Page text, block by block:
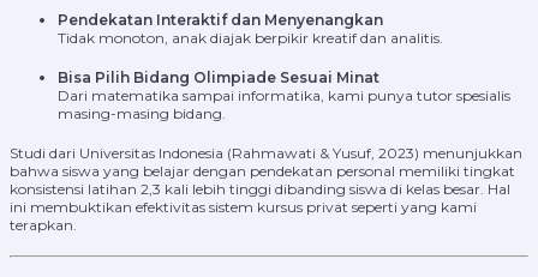
Pendekatan Interaktif dan Menyenangkan
Tidak monoton, anak diajak berpikir kreatif dan analitis.
Bisa Pilih Bidang Olimpiade Sesuai Minat
Dari matematika sampai informatika, kami punya tutor spesialis
masing-masing bidang.
Studi dari Universitas Indonesia (Rahmawati & Yusuf, 2023) menunjukkan
bahwa siswa yang belajar dengan pendekatan personal memiliki tingkat
konsistensi latihan 2,3 kali lebih tinggi dibanding siswa di kelas besar. Hal
ini membuktikan efektivitas sistem kursus privat seperti yang kami
terapkan.